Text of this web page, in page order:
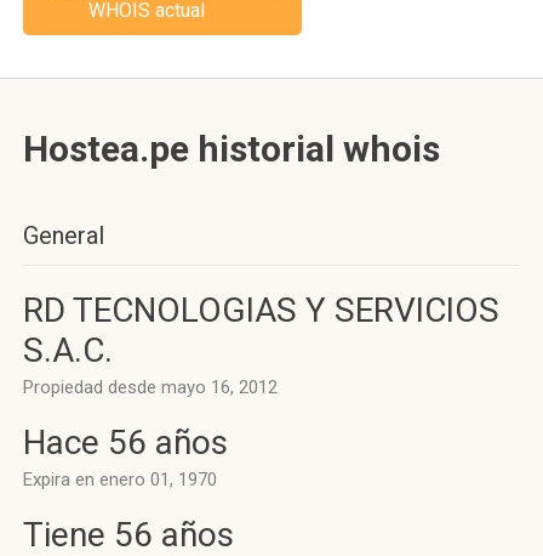
WHOIS actual
Hostea.pe historial whois
General
RD TECNOLOGIAS Y SERVICIOS
S.A.C.
Propiedad desde mayo 16, 2012
Hace 56 años
Expira en enero 01, 1970
Tiene 56 años